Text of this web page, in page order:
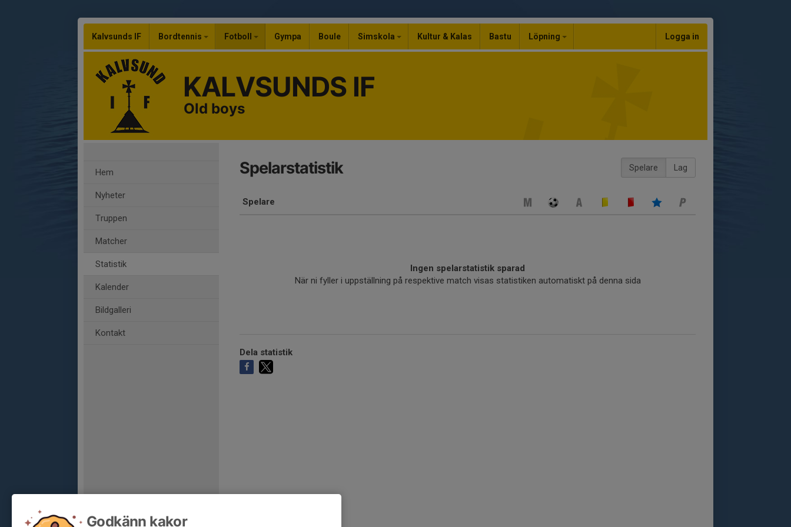
Kalvsunds IF Bordtennis Fotboll Gympa Boule Simskola Kultur & Kalas Bastu Löpning Logga in
KALVSUNDS IF
Old boys
Hem
Nyheter
Truppen
Matcher
Statistik
Kalender
Bildgalleri
Kontakt
Spelare Lag
Spelarstatistik
Spelare
Ingen spelarstatistik sparad
När ni fyller i uppställning på respektive match visas statistiken automatiskt på denna sida
Dela statistik
Godkänn kakor